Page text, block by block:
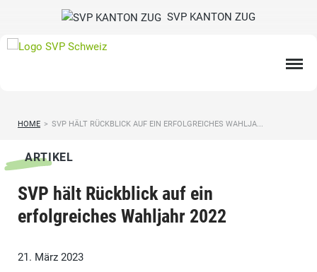
SVP KANTON ZUG
HOME > SVP HÄLT RÜCKBLICK AUF EIN ERFOLGREICHES WAHLJA...
ARTIKEL
SVP hält Rückblick auf ein
erfolgreiches Wahljahr 2022
21. März 2023